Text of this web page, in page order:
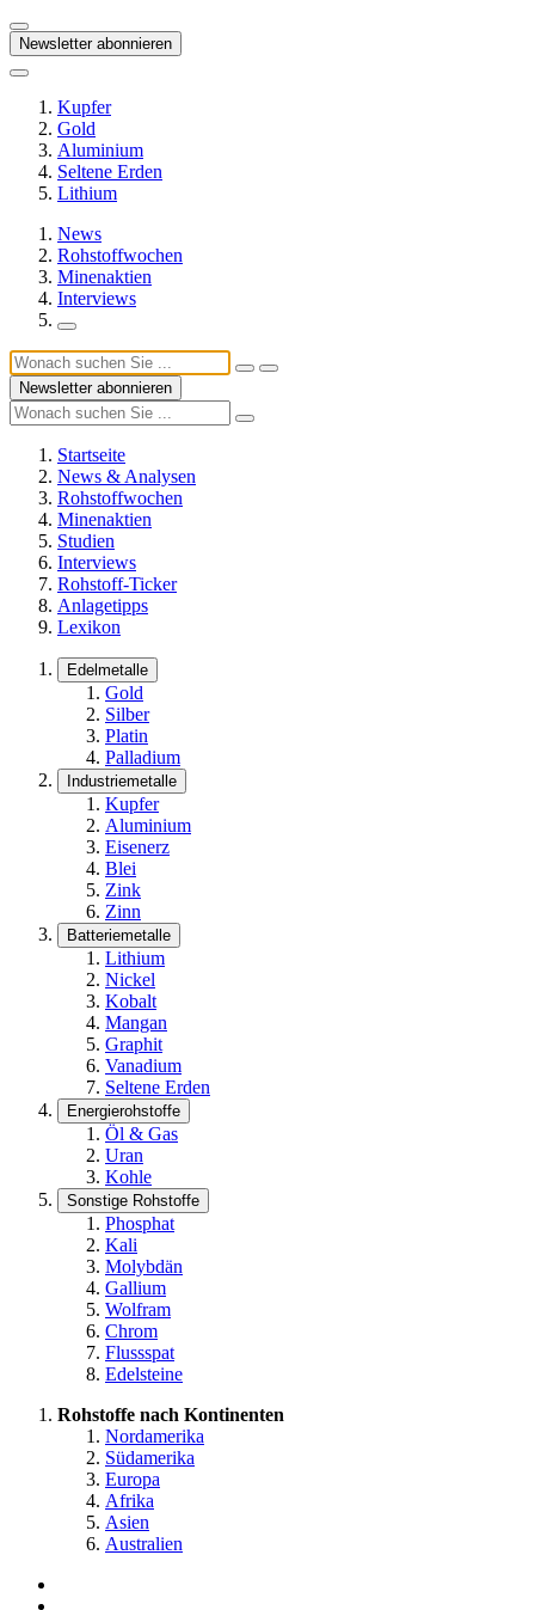
Newsletter abonnieren
Kupfer
Gold
Aluminium
Seltene Erden
Lithium
News
Rohstoffwochen
Minenaktien
Interviews
Newsletter abonnieren
Startseite
News & Analysen
Rohstoffwochen
Minenaktien
Studien
Interviews
Rohstoff-Ticker
Anlagetipps
Lexikon
Edelmetalle
Gold
Silber
Platin
Palladium
Industriemetalle
Kupfer
Aluminium
Eisenerz
Blei
Zink
Zinn
Batteriemetalle
Lithium
Nickel
Kobalt
Mangan
Graphit
Vanadium
Seltene Erden
Energierohstoffe
Öl & Gas
Uran
Kohle
Sonstige Rohstoffe
Phosphat
Kali
Molybdän
Gallium
Wolfram
Chrom
Flussspat
Edelsteine
Rohstoffe nach Kontinenten
Nordamerika
Südamerika
Europa
Afrika
Asien
Australien